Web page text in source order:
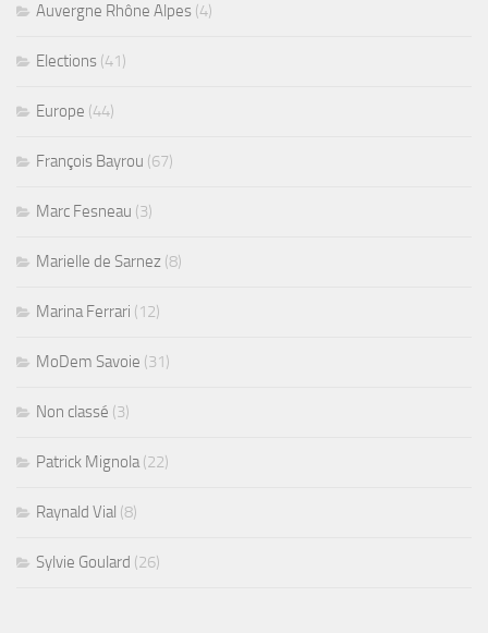
Auvergne Rhône Alpes (4)
Elections (41)
Europe (44)
François Bayrou (67)
Marc Fesneau (3)
Marielle de Sarnez (8)
Marina Ferrari (12)
MoDem Savoie (31)
Non classé (3)
Patrick Mignola(22)
Raynald Vial (8)
Sylvie Goulard (26)